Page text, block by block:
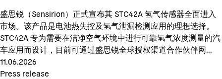
盛思锐（Sensirion）正式宣布其 STC42A 氢气传感器全面进入
市场。该产品是电池热失控及氢气泄漏检测应用的理想选择。
STC42A 专为需要在洁净空气环境中进行可靠氢气浓度测量的汽
车应用而设计，目前可通过盛思锐全球授权渠道合作伙伴网...
11.06.2026
Press release